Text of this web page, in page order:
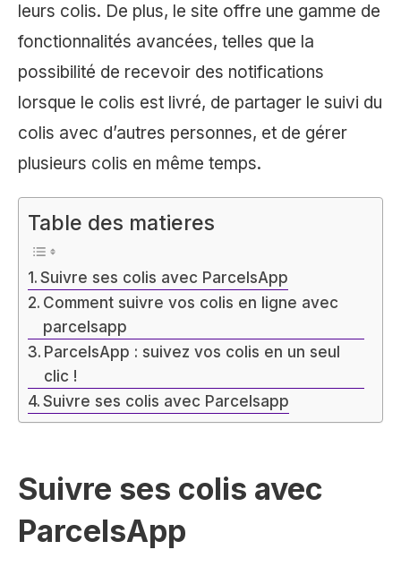
leurs colis. De plus, le site offre une gamme de
fonctionnalités avancées, telles que la
possibilité de recevoir des notifications
lorsque le colis est livré, de partager le suivi du
colis avec d’autres personnes, et de gérer
plusieurs colis en même temps.
Table des matieres
Suivre ses colis avec ParcelsApp
Comment suivre vos colis en ligne avec
parcelsapp
ParcelsApp : suivez vos colis en un seul
clic !
Suivre ses colis avec Parcelsapp
Suivre ses colis avec
ParcelsApp